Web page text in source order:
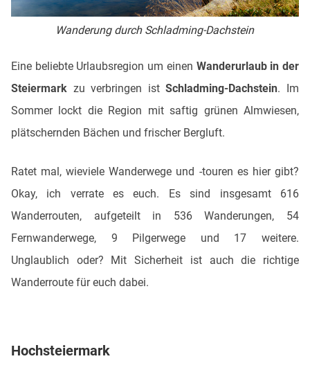
Wanderung durch Schladming-Dachstein
Eine beliebte Urlaubsregion um einen Wanderurlaub in der
Steiermark zu verbringen istSchladming-Dachstein. Im
Sommer lockt die Region mit saftig grünen Almwiesen,
plätschernden Bächen und frischer Bergluft.
Ratet mal, wieviele Wanderwege und -touren es hier gibt?
Okay, ich verrate es euch. Es sind insgesamt 616
Wanderrouten, aufgeteilt in 536 Wanderungen, 54
Fernwanderwege, 9 Pilgerwege und 17 weitere.
Unglaublich oder? Mit Sicherheit ist auch die richtige
Wanderroute für euch dabei.
Hochsteiermark